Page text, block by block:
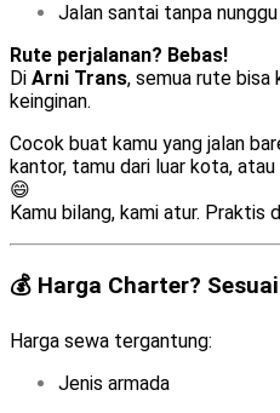
Jalan santai tanpa
Rute perjalanan? Bebas!
Di Arni Trans, semua rute bisa
keinginan.
Cocok buat kamu yang jalan
kantor, tamu dari luar kota,
😄
Kamu bilang, kami atur. Praktis
💰 Harga Charter?
Harga sewa tergantung:
Jenis armada